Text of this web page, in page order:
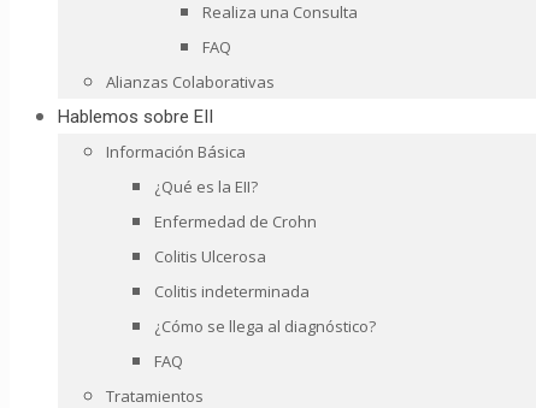
Realiza una Consulta
FAQ
Alianzas Colaborativas
Hablemos sobre EII
Información Básica
¿Qué es la EII?
Enfermedad de Crohn
Colitis Ulcerosa
Colitis indeterminada
¿Cómo se llega al diagnóstico?
FAQ
Tratamientos